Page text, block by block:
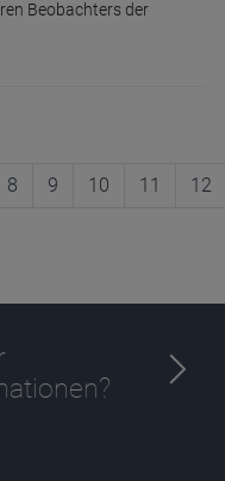
Beobachters der
8 9 10 11 12